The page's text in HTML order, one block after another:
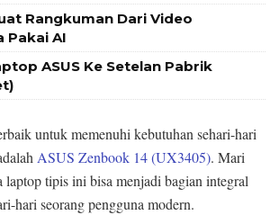
Rangkuman Dari Video
Pakai AI
ASUS Ke Setelan Pabrik
untuk memenuhi kebutuhan sehari-hari
ASUS Zenbook 14 (UX3405). Mari
laptop tipis ini bisa menjadi bagian integral
hari seorang pengguna modern.